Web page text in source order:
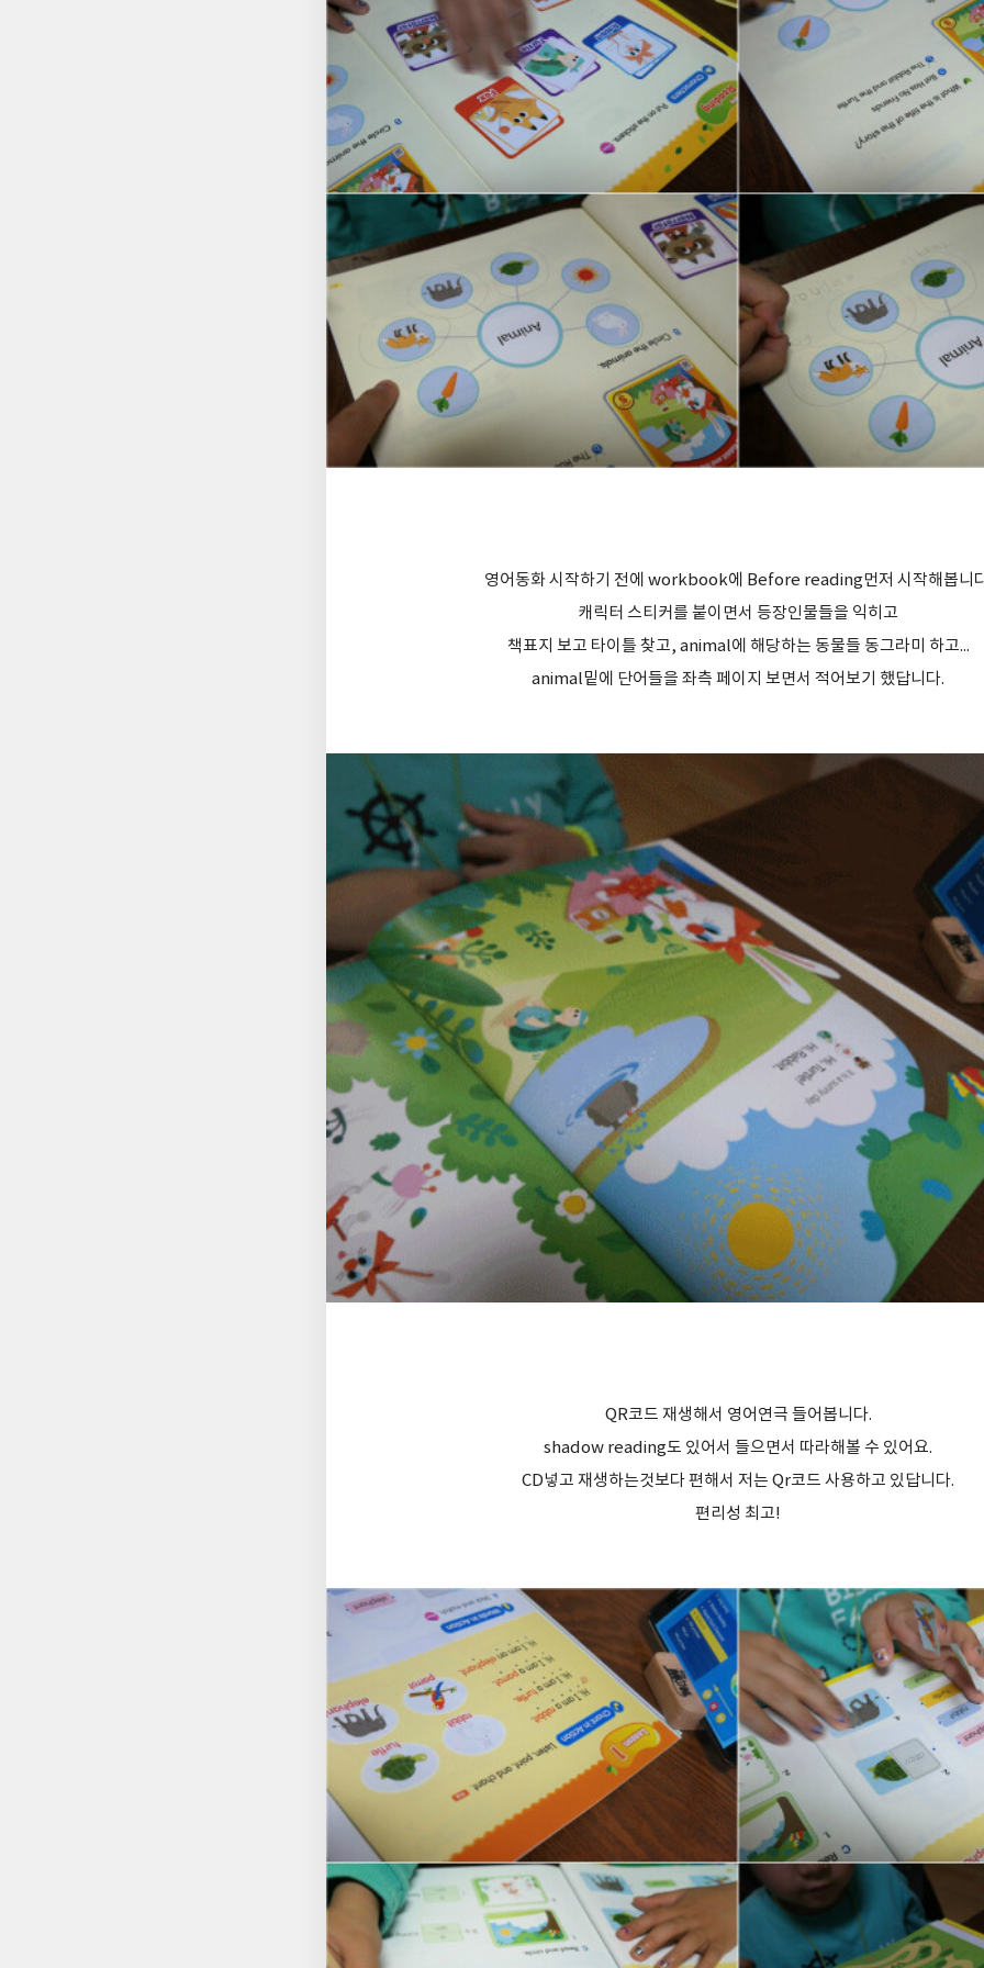
영어동화 시작하기 전에 workbook에 Before reading먼저 시작해봅니
캐릭터 스티커를 붙이면서 등장인물들을 익히고
책표지 보고 타이틀 찾고, animal에 해당하는 동물들 동그라미 하고...
animal밑에 단어들을 좌측 페이지 보면서 적어보기 했답니다.
QR코드 재생해서 영어연극 들어봅니다.
shadow reading도 있어서 들으면서 따라해볼 수 있어요.
CD넣고 재생하는것보다 편해서 저는 Qr코드 사용하고 있답니다.
편리성 최고!